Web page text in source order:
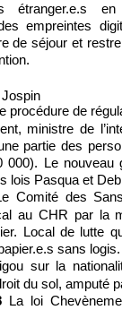
étranger.e.s
empreintes
de séjour et
procédure de
ministre de
partie des
000). Le nouveau
lois Pasqua et
Comité des
au CHR par la
Local de lutte
sans logis.
sur la
du sol, amputé
La loi